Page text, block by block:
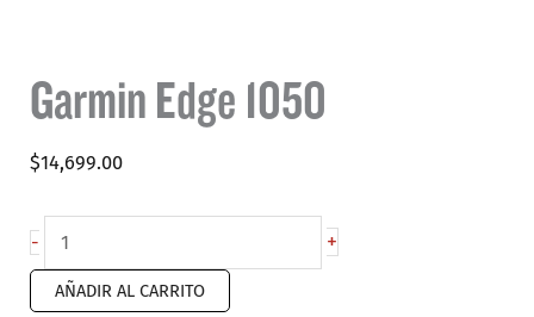
Garmin Edge 1050
$14,699.00
-
Garmin
Edge
1050
+
AÑADIR AL CARRITO